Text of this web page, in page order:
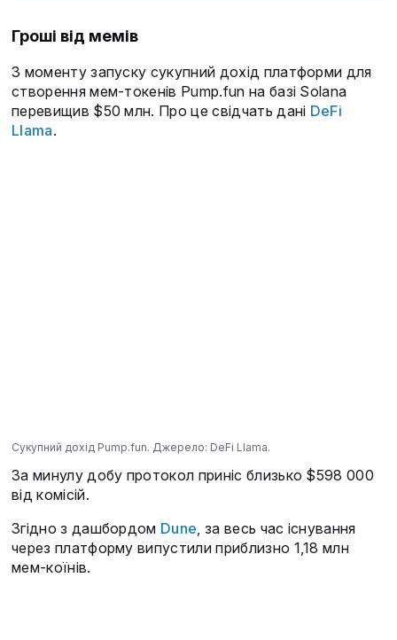
Гроші від мемів
З моменту запуску сукупний дохід платформи для
створення мем-токенів Pump.fun на базі Solana
перевищив $50 млн. Про це свідчать дані DeFi
Llama.
Сукупний дохід Pump.fun. Джерело: DeFi Llama.
За минулу добу протокол приніс близько $598 000
від комісій.
Згідно з дашбордом Dune, за весь час існування
через платформу випустили приблизно 1,18 млн
мем-коїнів.